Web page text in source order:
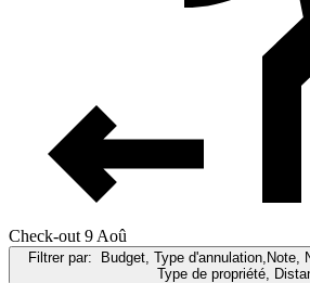
Check-out 9 Aoû
Filtrer par: Budget, Type d'annulation,Note,
Type de propriété,